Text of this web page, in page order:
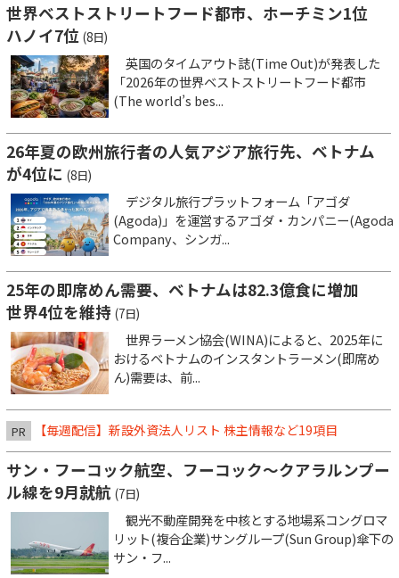
世界ベストストリートフード都市、ホーチミン1位
ハノイ7位 (8日)
英国のタイムアウト誌(Time Out)が発表した
「2026年の世界ベストストリートフード都市
(The world’s bes...
26年夏の欧州旅行者の人気アジア旅行先、ベトナム
が4位に (8日)
デジタル旅行プラットフォーム「アゴダ
(Agoda)」を運営するアゴダ・カンパニー(Agoda
Company、シンガ...
25年の即席めん需要、ベトナムは82.3億食に増加
世界4位を維持 (7日)
世界ラーメン協会(WINA)によると、2025年に
おけるベトナムのインスタントラーメン(即席め
ん)需要は、前...
PR 【毎週配信】新設外資法人リスト 株主情報など19項目
サン・フーコック航空、フーコック～クアラルンプー
ル線を9月就航 (7日)
観光不動産開発を中核とする地場系コングロマ
リット(複合企業)サングループ(Sun Group)傘下の
サン・フ...